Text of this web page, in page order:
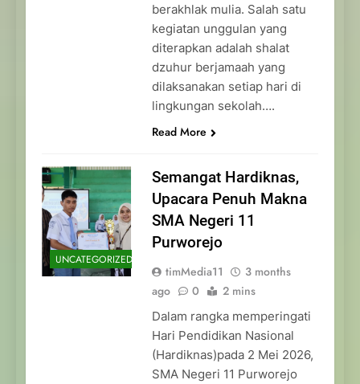
berakhlak mulia. Salah satu
kegiatan unggulan yang
diterapkan adalah shalat
dzuhur berjamaah yang
dilaksanakan setiap hari di
lingkungan sekolah….
Read More
UNCATEGORIZED
Semangat Hardiknas,
Upacara Penuh Makna
SMA Negeri 11
Purworejo
timMedia11
3 months
ago
0 2 mins
Dalam rangka memperingati
Hari Pendidikan Nasional
(Hardiknas)pada 2 Mei 2026,
SMA Negeri 11 Purworejo